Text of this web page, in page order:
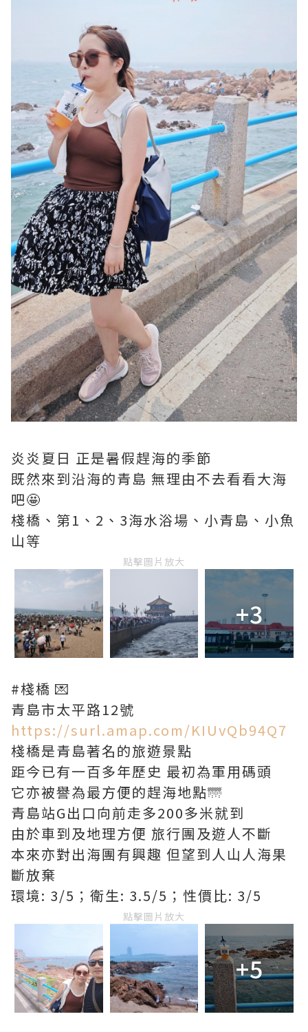
炎炎夏日 正是暑假趕海的季節
既然來到沿海的青島 無理由不去看看大海
吧🤩
棧橋、第1、2、3海水浴場、小青島、小魚
山等
點擊圖片放大
+3
#棧橋 💌
青島市太平路12號
https://surl.amap.com/KIUvQb94Q7
棧橋是青島著名的旅遊景點
距今已有一百多年歷史 最初為軍用碼頭
它亦被譽為最方便的趕海地點🌁
青島站G出口向前走多200多米就到
由於車到及地理方便 旅行團及遊人不斷
本來亦對出海團有興趣 但望到人山人海果
斷放棄
環境: 3/5；衛生: 3.5/5；性價比: 3/5
點擊圖片放大
+5